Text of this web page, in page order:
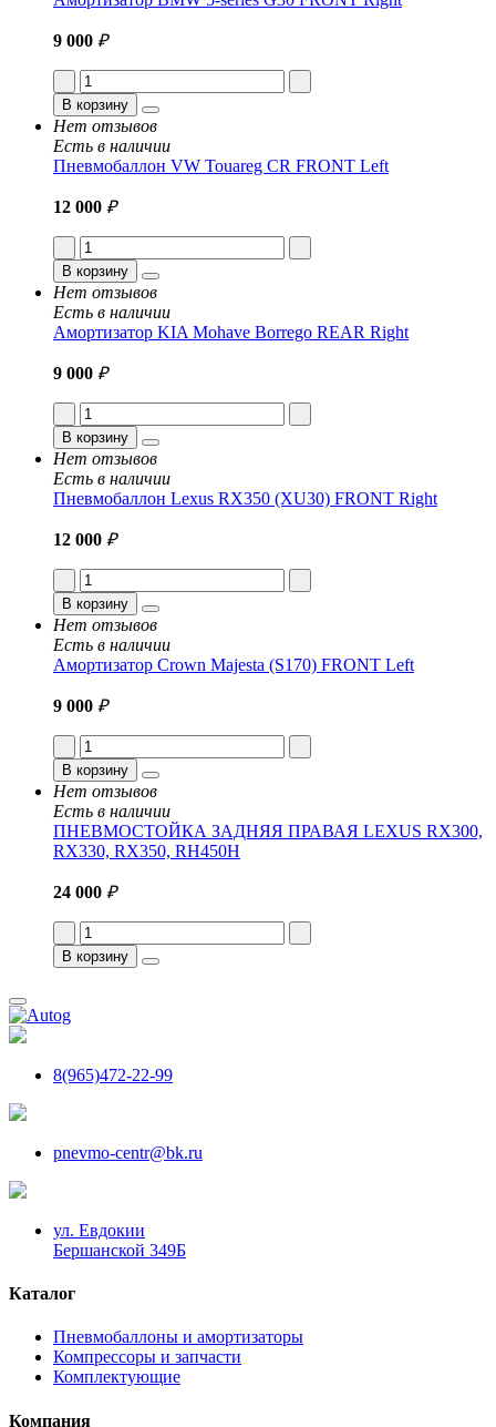
9 000 ₽
В корзину
Нет отзывов
Есть в наличии
Пневмобаллон VW Touareg CR FRONT Left
12 000 ₽
В корзину
Нет отзывов
Есть в наличии
Амортизатор KIA Mohave Borrego REAR Right
9 000 ₽
В корзину
Нет отзывов
Есть в наличии
Пневмобаллон Lexus RX350 (XU30) FRONT Right
12 000 ₽
В корзину
Нет отзывов
Есть в наличии
Амортизатор Crown Majesta (S170) FRONT Left
9 000 ₽
В корзину
Нет отзывов
Есть в наличии
ПНЕВМОСТОЙКА ЗАДНЯЯ ПРАВАЯ LEXUS RX300,
RX330, RX350, RH450H
24 000 ₽
В корзину
8(965)472-22-99
pnevmo-centr@bk.ru
ул. Евдокии
Бершанской 349Б
Каталог
Пневмобаллоны и амортизаторы
Компрессоры и запчасти
Комплектующие
Компания